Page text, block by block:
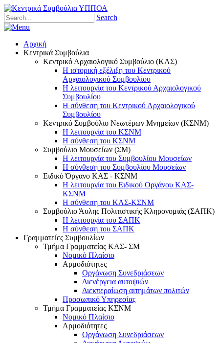
Search
Αρχική
Κεντρικά Συμβούλια
Κεντρικό Αρχαιολογικό Συμβούλιο (ΚΑΣ)
Η ιστορική εξέλιξη του Κεντρικού
Αρχαιολογικού Συμβουλίου
Η λειτουργία του Κεντρικού Αρχαιολογικού
Συμβουλίου
Η σύνθεση του Κεντρικού Αρχαιολογικού
Συμβουλίου
Κεντρικό Συμβούλιο Νεωτέρων Μνημείων (ΚΣΝΜ)
Η λειτουργία του ΚΣΝΜ
Η σύνθεση του ΚΣΝΜ
Συμβούλιο Μουσείων (ΣΜ)
Η λειτουργία του Συμβουλίου Μουσείων
Η σύνθεση του Συμβουλίου Μουσείων
Ειδικό Όργανο ΚΑΣ - ΚΣΝΜ
Η λειτουργία του Ειδικού Οργάνου ΚΑΣ-
ΚΣΝΜ
Η σύνθεση του ΚΑΣ-ΚΣΝΜ
Συμβούλιο Άυλης Πολιτιστικής Κληρονομιάς (ΣΑΠΚ)
Η λειτουργία του ΣΑΠΚ
Η σύνθεση του ΣΑΠΚ
Γραμματείες Συμβουλίων
Τμήμα Γραμματείας ΚΑΣ- ΣΜ
Νομικό Πλαίσιο
Αρμοδιότητες
Οργάνωση Συνεδριάσεων
Διενέργεια αυτοψιών
Διεκπεραίωση αιτημάτων πολιτών
Προσωπικό Υπηρεσίας
Τμήμα Γραμματείας ΚΣΝΜ
Νομικό Πλαίσιο
Αρμοδιότητες
Οργάνωση Συνεδριάσεων